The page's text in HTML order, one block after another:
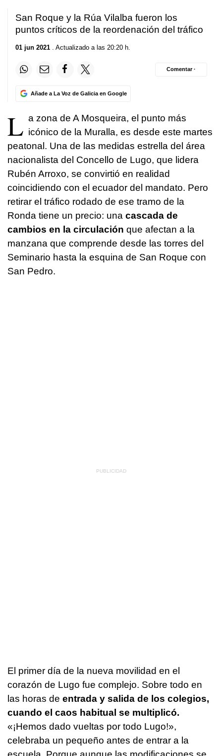
minutes,
seconds
San Roque y la Rúa Vilalba fueron los
puntos críticos de la reordenación del tráfico
01 jun 2021 . Actualizado a las 20:20 h.
Añade a La Voz de Galicia en Google
Comentar ·
L a zona de A Mosqueira, el punto más
icónico de la Muralla, es desde este martes
peatonal. Una de las medidas estrella del área
nacionalista del Concello de Lugo, que lidera
Rubén Arroxo, se convirtió en realidad
coincidiendo con el ecuador del mandato. Pero
retirar el tráfico rodado de ese tramo de la
Ronda tiene un precio: una cascada de
cambios en la circulación que afectan a la
manzana que comprende desde las torres del
Seminario hasta la esquina de San Roque con
San Pedro.
El primer día de la nueva movilidad en el
corazón de Lugo fue complejo. Sobre todo en
las horas de entrada y salida de los colegios,
cuando el caos habitual se multiplicó.
«¡Hemos dado vueltas por todo Lugo!»,
celebraba un pequeño antes de entrar a la